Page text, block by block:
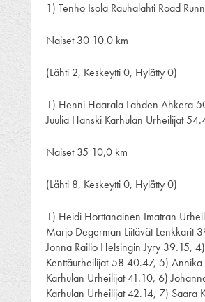
1) Tenho Isola Rauhalahti Road
Naiset 30 10,0 km
(Lähti 2, Keskeytti 0, Hylätty 0)
1) Henni Haarala Lahden Ahkera
Juulia Hanski Karhulan Urheilijat
Naiset 35 10,0 km
(Lähti 8, Keskeytti 0, Hylätty 0)
1) Heidi Horttanainen Imatran
Marjo Degerman Liitävät Lenkkarit
Jonna Railio Helsingin Jyry 39.15,
Kenttäurheilijat-58 40.47, 5)
Karhulan Urheilijat 41.10, 6)
Karhulan Urheilijat 42.14, 7) Saara